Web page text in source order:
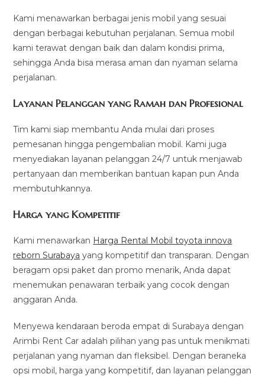
Kami menawarkan berbagai jenis mobil yang sesuai
dengan berbagai kebutuhan perjalanan. Semua mobil
kami terawat dengan baik dan dalam kondisi prima,
sehingga Anda bisa merasa aman dan nyaman selama
perjalanan.
Layanan Pelanggan yang Ramah dan Profesional
Tim kami siap membantu Anda mulai dari proses
pemesanan hingga pengembalian mobil. Kami juga
menyediakan layanan pelanggan 24/7 untuk menjawab
pertanyaan dan memberikan bantuan kapan pun Anda
membutuhkannya.
Harga yang Kompetitif
Kami menawarkan Harga Rental Mobil toyota innova
reborn Surabaya yang kompetitif dan transparan. Dengan
beragam opsi paket dan promo menarik, Anda dapat
menemukan penawaran terbaik yang cocok dengan
anggaran Anda.
Menyewa kendaraan beroda empat di Surabaya dengan
Arimbi Rent Car adalah pilihan yang pas untuk menikmati
perjalanan yang nyaman dan fleksibel. Dengan beraneka
opsi mobil, harga yang kompetitif, dan layanan pelanggan